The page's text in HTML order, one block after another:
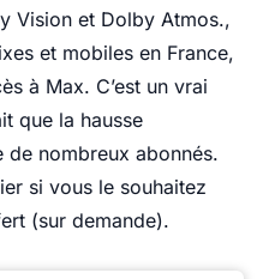
Vision et Dolby Atmos.,
et mobiles en France,
à Max. C’est un vrai
que la hausse
nombreux abonnés.
si vous le souhaitez
(sur demande).